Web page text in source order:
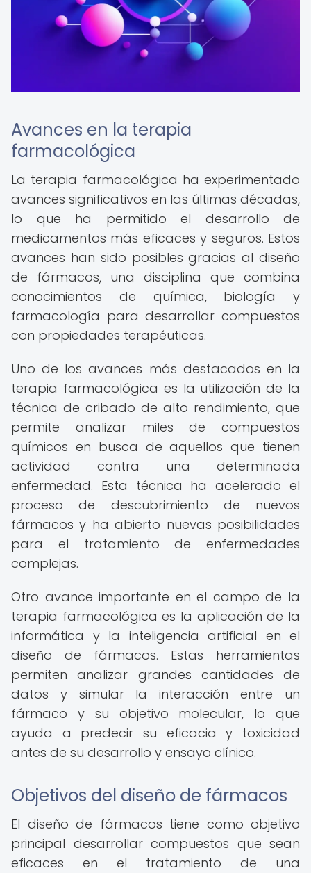
Avances en la terapia
farmacológica
La terapia farmacológica ha experimentado
avances significativos en las últimas décadas,
lo que ha permitido el desarrollo de
medicamentos más eficaces y seguros. Estos
avances han sido posibles gracias al diseño
de fármacos, una disciplina que combina
conocimientos de química, biología y
farmacología para desarrollar compuestos
con propiedades terapéuticas.
Uno de los avances más destacados en la
terapia farmacológica es la utilización de la
técnica de cribado de alto rendimiento, que
permite analizar miles de compuestos
químicos en busca de aquellos que tienen
actividad contra una determinada
enfermedad. Esta técnica ha acelerado el
proceso de descubrimiento de nuevos
fármacos y ha abierto nuevas posibilidades
para el tratamiento de enfermedades
complejas.
Otro avance importante en el campo de la
terapia farmacológica es la aplicación de la
informática y la inteligencia artificial en el
diseño de fármacos. Estas herramientas
permiten analizar grandes cantidades de
datos y simular la interacción entre un
fármaco y su objetivo molecular, lo que
ayuda a predecir su eficacia y toxicidad
antes de su desarrollo y ensayo clínico.
Objetivos del diseño de fármacos
El diseño de fármacos tiene como objetivo
principal desarrollar compuestos que sean
eficaces en el tratamiento de una